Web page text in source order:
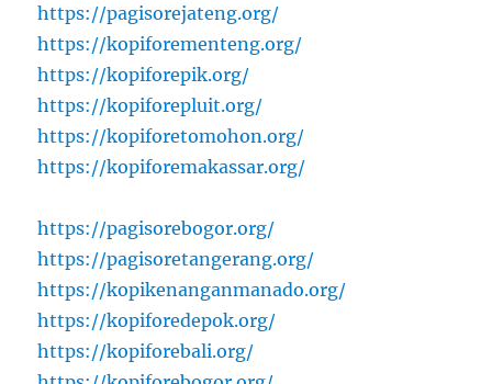
https://pagisorejateng.org/
https://kopiforementeng.org/
https://kopiforepik.org/
https://kopiforepluit.org/
https://kopiforetomohon.org/
https://kopiforemakassar.org/
https://pagisorebogor.org/
https://pagisoretangerang.org/
https://kopikenanganmanado.org/
https://kopiforedepok.org/
https://kopiforebali.org/